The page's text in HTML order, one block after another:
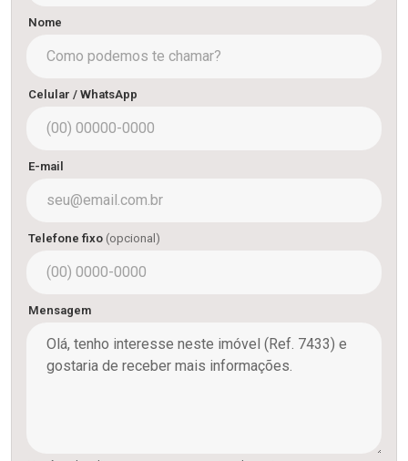
Nome
Celular / WhatsApp
E-mail
Telefone fixo (opcional)
Mensagem